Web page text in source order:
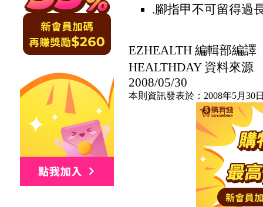
.腳指甲不可留得過
EZHEALTH 編輯部編譯
HEALTHDAY 資料來源
2008/05/30
本則資訊發表於：2008年5月30